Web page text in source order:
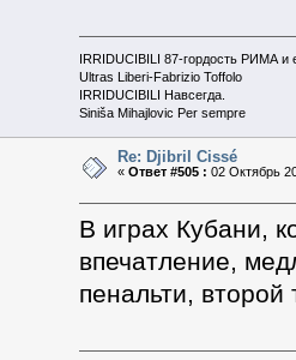
IRRIDUCIBILI 87-гордость РИМА и
Ultras Liberi-Fabrizio Toffolo
IRRIDUCIBILI Навсегда.
Siniša Mihajlovic Per sempre
Re: Djibril Cissé
«Ответ #505 : 02 Октябрь
В играх Кубани,
впечатление,
пенальти, второй